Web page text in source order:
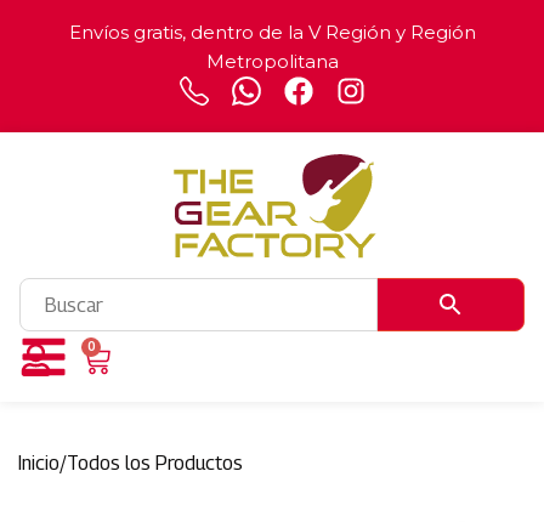
Envíos gratis, dentro de la V Región y Región
Metropolitana
0
Inicio/Todos los Productos